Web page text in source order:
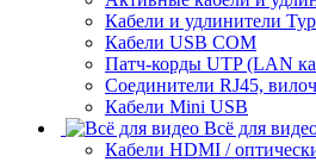
Кабели и удлинители
Кабели USB COM
Патч-корды UTP (LAN
Соединители RJ45,
Кабели Mini USB
Всё для
Кабели HDMI /